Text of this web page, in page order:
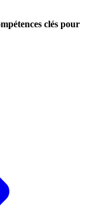
clés pour